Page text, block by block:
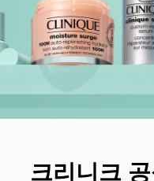
크리니크